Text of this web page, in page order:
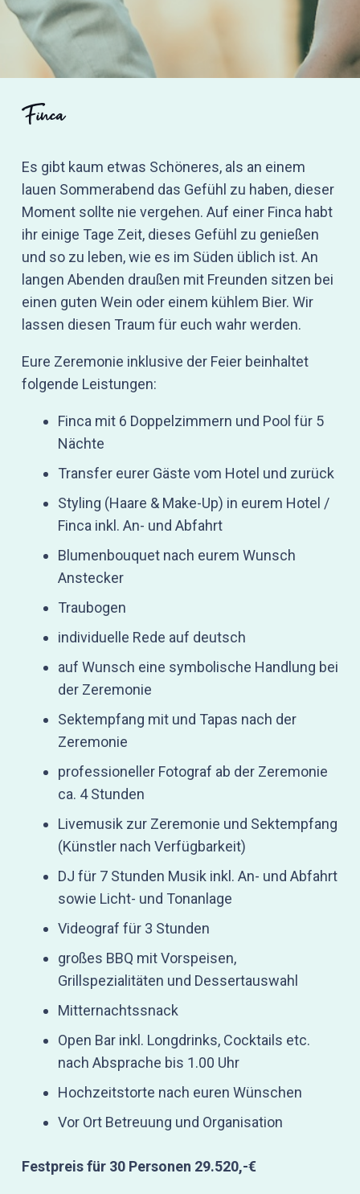
Finca
Es gibt kaum etwas Schöneres, als an einem
lauen Sommerabend das Gefühl zu haben, dieser
Moment sollte nie vergehen. Auf einer Finca habt
ihr einige Tage Zeit, dieses Gefühl zu genießen
und so zu leben, wie es im Süden üblich ist. An
langen Abenden draußen mit Freunden sitzen bei
einen guten Wein oder einem kühlem Bier. Wir
lassen diesen Traum für euch wahr werden.
Eure Zeremonie inklusive der Feier beinhaltet
folgende Leistungen:
Finca mit 6 Doppelzimmern und Pool für 5
Nächte
Transfer eurer Gäste vom Hotel und zurück
Styling (Haare & Make-Up) in eurem Hotel /
Finca inkl. An- und Abfahrt
Blumenbouquet nach eurem Wunsch
Anstecker
Traubogen
individuelle Rede auf deutsch
auf Wunsch eine symbolische Handlung bei
der Zeremonie
Sektempfang mit und Tapas nach der
Zeremonie
professioneller Fotograf ab der Zeremonie
ca. 4 Stunden
Livemusik zur Zeremonie und Sektempfang
(Künstler nach Verfügbarkeit)
DJ für 7 Stunden Musik inkl. An- und Abfahrt
sowie Licht- und Tonanlage
Videograf für 3 Stunden
großes BBQ mit Vorspeisen,
Grillspezialitäten und Dessertauswahl
Mitternachtssnack
Open Bar inkl. Longdrinks, Cocktails etc.
nach Absprache bis 1.00 Uhr
Hochzeitstorte nach euren Wünschen
Vor Ort Betreuung und Organisation
Festpreis für 30 Personen 29.520,-€